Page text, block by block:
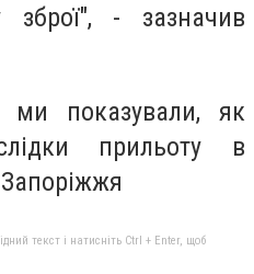
зброї", - зазначив
ми показували, як
прильоту в
текст і натисніть Ctrl + Enter, щоб